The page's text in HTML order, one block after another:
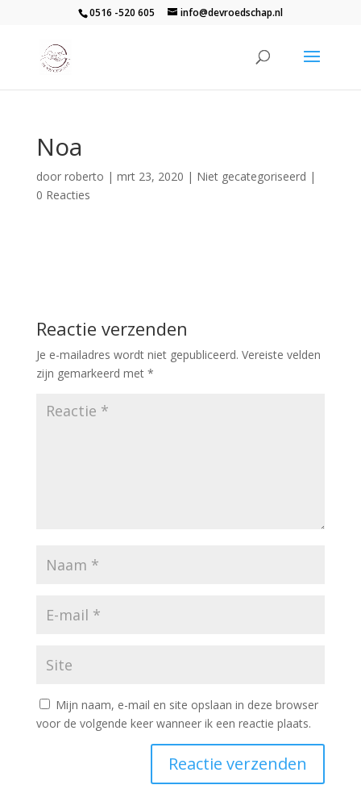
0516 -520 605 info@devroedschap.nl
Noa
door roberto | mrt 23, 2020 | Niet gecategoriseerd |
0 Reacties
Reactie verzenden
Je e-mailadres wordt niet gepubliceerd. Vereiste velden
zijn gemarkeerd met *
Mijn naam, e-mail en site opslaan in deze browser
voor de volgende keer wanneer ik een reactie plaats.